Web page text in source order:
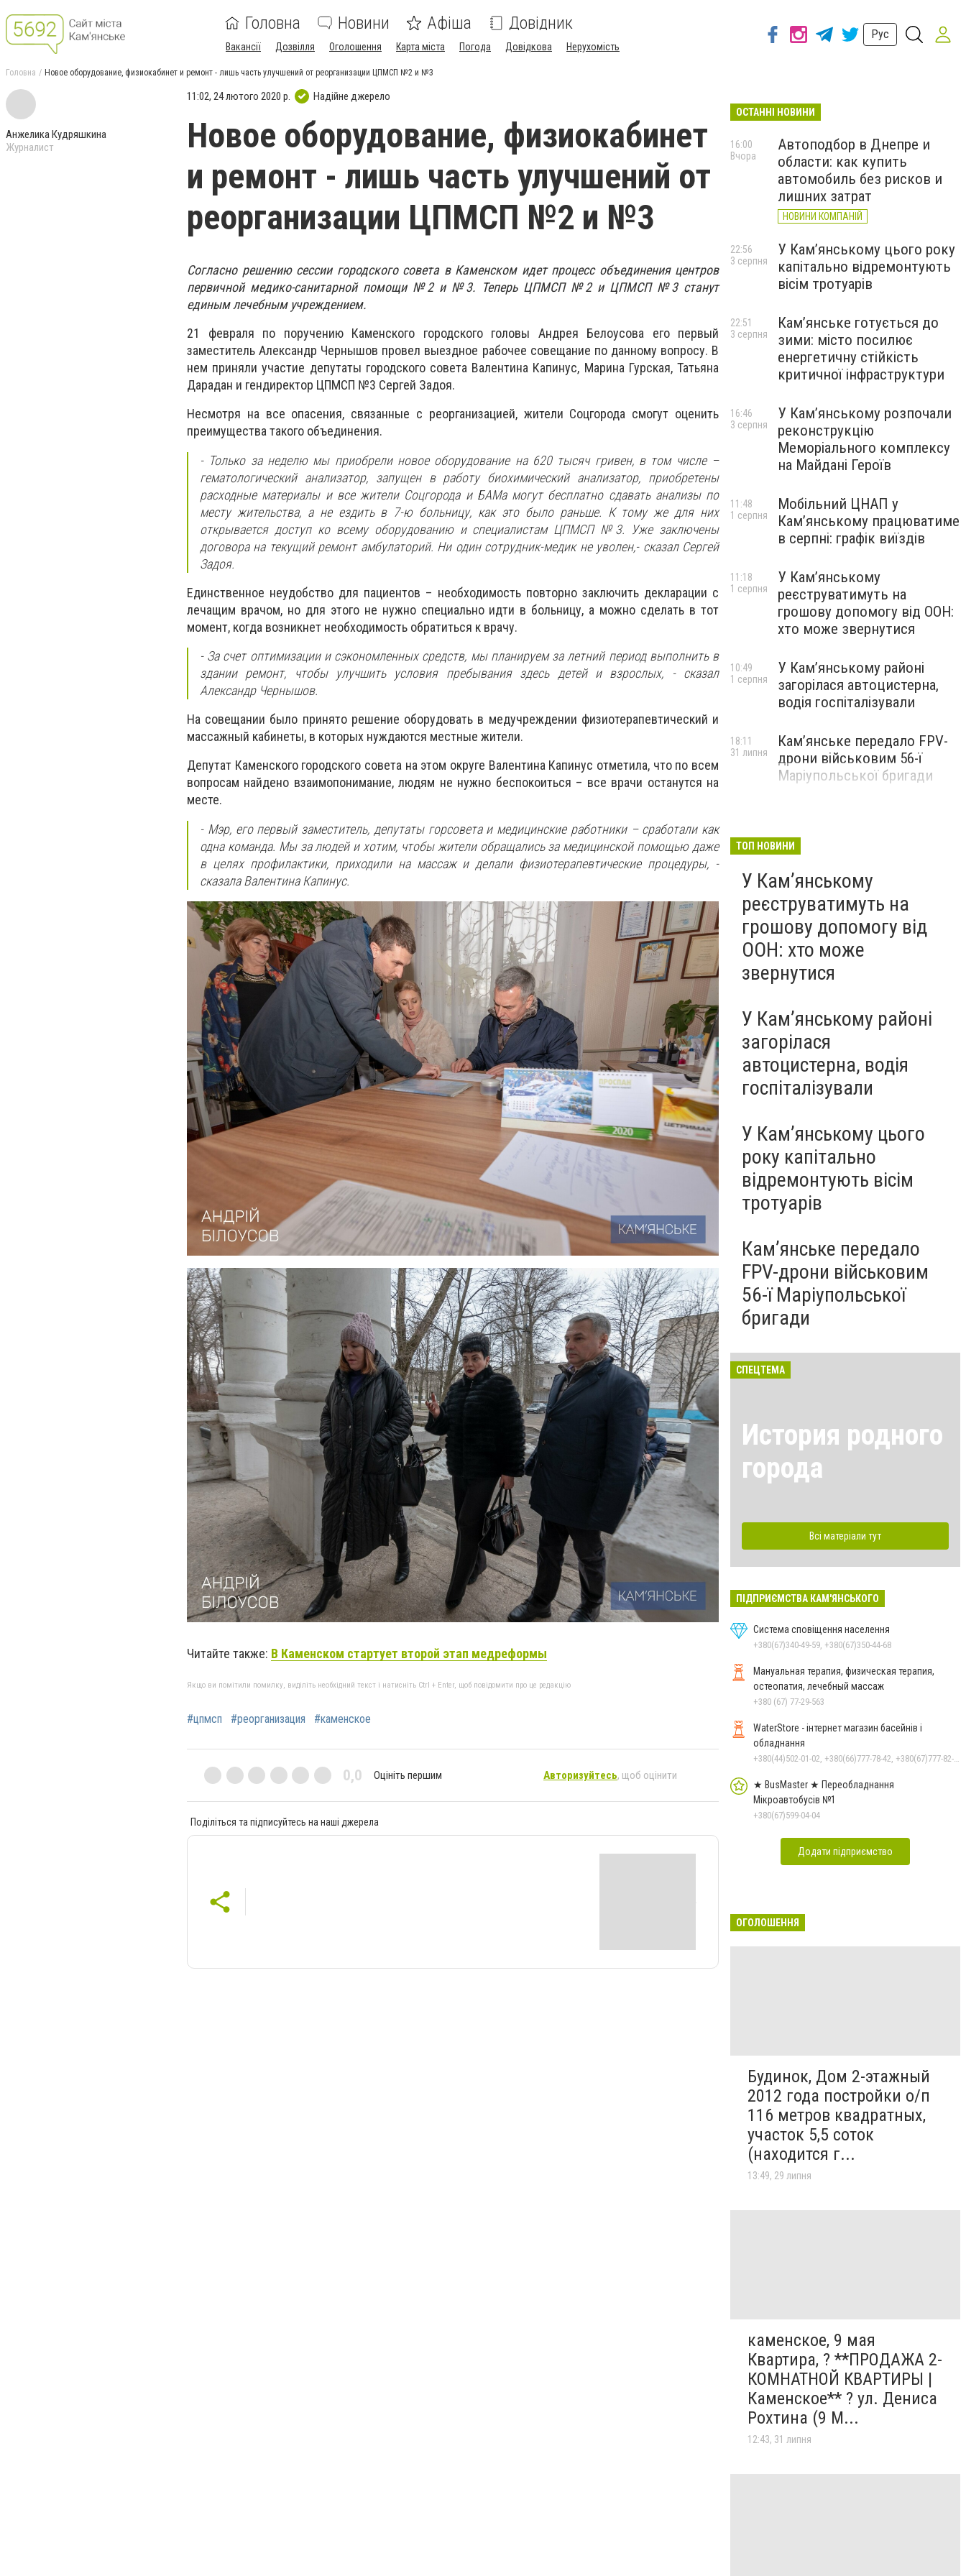
Головна Новини Афіша Довідник
Вакансії Дозвілля Оголошення Карта міста Погода Довідкова Нерухомість
Рус
Головна Новое оборудование, физиокабинет и ремонт - лишь часть улучшений от реорганизации ЦПМСП №2 и №3
Анжелика Кудряшкина
Журналист
11:02, 24 лютого 2020 р. Надійне джерело
Новое оборудование, физиокабинет
и ремонт - лишь часть улучшений от
реорганизации ЦПМСП №2 и №3
Согласно решению сессии городского совета в Каменском идет процесс объединения центров
первичной медико-санитарной помощи №2 и №3. Теперь ЦПМСП №2 и ЦПМСП №3 станут
единым лечебным учреждением.
21 февраля по поручению Каменского городского головы Андрея Белоусова его первый
заместитель Александр Чернышов провел выездное рабочее совещание по данному вопросу. В
нем приняли участие депутаты городского совета Валентина Капинус, Марина Гурская, Татьяна
Дарадан и гендиректор ЦПМСП №3 Сергей Задоя.
Несмотря на все опасения, связанные с реорганизацией, жители Соцгорода смогут оценить
преимущества такого объединения.
- Только за неделю мы приобрели новое оборудование на 620 тысяч гривен, в том числе –
гематологический анализатор, запущен в работу биохимический анализатор, приобретены
расходные материалы и все жители Соцгорода и БАМа могут бесплатно сдавать анализы по
месту жительства, а не ездить в 7-ю больницу, как это было раньше. К тому же для них
открывается доступ ко всему оборудованию и специалистам ЦПМСП №3. Уже заключены
договора на текущий ремонт амбулаторий. Ни один сотрудник-медик не уволен,- сказал Сергей
Задоя.
Единственное неудобство для пациентов – необходимость повторно заключить декларации с
лечащим врачом, но для этого не нужно специально идти в больницу, а можно сделать в тот
момент, когда возникнет необходимость обратиться к врачу.
- За счет оптимизации и сэкономленных средств, мы планируем за летний период выполнить в
здании ремонт, чтобы улучшить условия пребывания здесь детей и взрослых, - сказал
Александр Чернышов.
На совещании было принято решение оборудовать в медучреждении физиотерапевтический и
массажный кабинеты, в которых нуждаются местные жители.
Депутат Каменского городского совета на этом округе Валентина Капинус отметила, что по всем
вопросам найдено взаимопонимание, людям не нужно беспокоиться – все врачи останутся на
месте.
- Мэр, его первый заместитель, депутаты горсовета и медицинские работники – сработали как
одна команда. Мы за людей и хотим, чтобы жители обращались за медицинской помощью даже
в целях профилактики, приходили на массаж и делали физиотерапевтические процедуры, -
сказала Валентина Капинус.
Читайте также: В Каменском стартует второй этап медреформы
Якщо ви помітили помилку, виділіть необхідний текст і натисніть Ctrl + Enter, щоб повідомити про це редакцію
#цпмсп #реорганизация #каменское
0,0 Оцініть першим Авторизуйтесь, щоб оцінити
Поділіться та підписуйтесь на наші джерела
ОСТАННІ НОВИНИ
Автоподбор в Днепре и
области: как купить
автомобиль без рисков и
лишних затрат
НОВИНИ КОМПАНІЙ
16:00
Вчора
У Кам’янському цього року
капітально відремонтують
вісім тротуарів
22:56
3 серпня
Кам’янське готується до
зими: місто посилює
енергетичну стійкість
критичної інфраструктури
22:51
3 серпня
У Кам’янському розпочали
реконструкцію
Меморіального комплексу
на Майдані Героїв
16:46
3 серпня
Мобільний ЦНАП у
Кам’янському працюватиме
в серпні: графік виїздів
11:48
1 серпня
У Кам’янському
реєструватимуть на
грошову допомогу від ООН:
хто може звернутися
11:18
1 серпня
У Кам’янському районі
загорілася автоцистерна,
водія госпіталізували
10:49
1 серпня
Кам’янське передало FPV-
дрони військовим 56-ї
Маріупольської бригади
18:11
31 липня
ТОП НОВИНИ
У Кам’янському
реєструватимуть на
грошову допомогу від
ООН: хто може
звернутися
У Кам’янському районі
загорілася
автоцистерна, водія
госпіталізували
У Кам’янському цього
року капітально
відремонтують вісім
тротуарів
Кам’янське передало
FPV-дрони військовим
56-ї Маріупольської
бригади
СПЕЦТЕМА
История родного
города
Всі матеріали тут
ПІДПРИЄМСТВА КАМ'ЯНСЬКОГО
Система сповіщення населення
+380(67)340-49-59, +380(67)350-44-68
Мануальная терапия, физическая терапия,
остеопатия, лечебный массаж
+380 (67) 77-29-563
WaterStore - інтернет магазин басейнів і
обладнання
★ BusMaster ★ Переобладнання
Мікроавтобусів №1
+380(67)599-04-04
Додати підприємство
ОГОЛОШЕННЯ
Будинок, Дом 2-этажный
2012 года постройки о/п
116 метров квадратных,
участок 5,5 соток
(находится г...
13:49, 29 липня
каменское, 9 мая
Квартира, ? **ПРОДАЖА 2-
КОМНАТНОЙ КВАРТИРЫ |
Каменское** ? ул. Дениса
Рохтина (9 М...
12:43, 31 липня